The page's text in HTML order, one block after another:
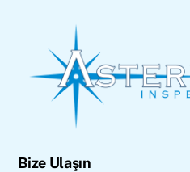
Bize Ulaşın